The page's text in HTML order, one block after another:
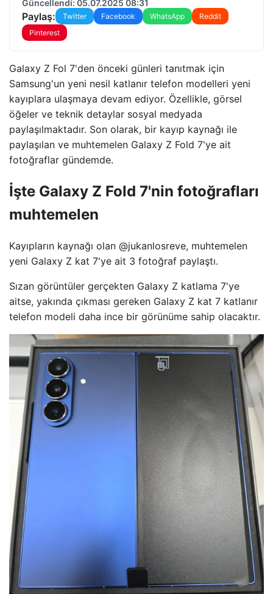
Güncellendi: 05.07.2025 08:31
Paylaş: Twitter Facebook WhatsApp
Reddit
Pinterest
Galaxy Z Fol 7'den önceki günleri tanıtmak için
Samsung'un yeni nesil katlanır telefon modelleri yeni
kayıplara ulaşmaya devam ediyor. Özellikle, görsel
öğeler ve teknik detaylar sosyal medyada
paylaşılmaktadır. Son olarak, bir kayıp kaynağı ile
paylaşılan ve muhtemelen Galaxy Z Fold 7'ye ait
fotoğraflar gündemde.
İşte Galaxy Z Fold 7'nin fotoğrafları
muhtemelen
Kayıpların kaynağı olan @jukanlosreve, muhtemelen
yeni Galaxy Z kat 7'ye ait 3 fotoğraf paylaştı.
Sızan görüntüler gerçekten Galaxy Z katlama 7'ye
aitse, yakında çıkması gereken Galaxy Z kat 7 katlanır
telefon modeli daha ince bir görünüme sahip olacaktır.